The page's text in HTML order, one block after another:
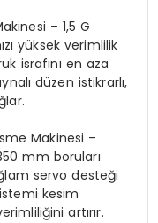
– 1,5 G
yüksek verimlilik
israfını en aza
düzen istikrarlı,
Makinesi –
mm boruları
servo desteği
kesim
artırır.